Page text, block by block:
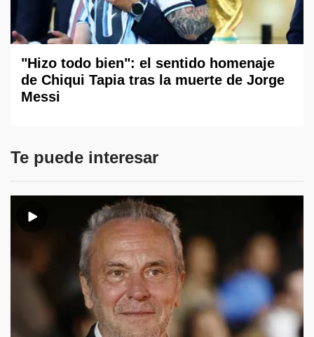
"Hizo todo bien": el sentido homenaje
de Chiqui Tapia tras la muerte de Jorge
Messi
Te puede interesar